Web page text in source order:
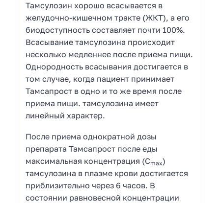
Тамсулозин хорошо всасывается в
желудочно-кишечном тракте (ЖКТ), а его
биодоступность составляет почти 100%.
Всасывание тамсулозина происходит
несколько медленнее после приема пищи.
Однородность всасывания достигается в
том случае, когда пациент принимает
Тамсапрост в одно и то же время после
приема пищи. тамсулозина имеет
линейный характер.
После приема однократной дозы
препарата Тамсапрост после еды
максимальная концентрация (Cmax)
тамсулозина в плазме крови достигается
приблизительно через 6 часов. В
состоянии равновесной концентрации